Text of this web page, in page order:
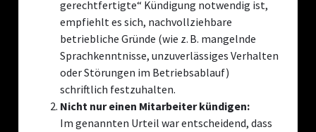
gerechtfertigte“ Kündigung notwendig ist,
empfiehlt es sich, nachvollziehbare
betriebliche Gründe (wie z. B. mangelnde
Sprachkenntnisse, unzuverlässiges Verhalten
oder Störungen im Betriebsablauf)
schriftlich festzuhalten.
Nicht nur einen Mitarbeiter kündigen:
Im genannten Urteil war entscheidend, dass